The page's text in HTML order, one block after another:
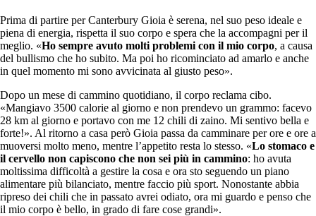
Prima di partire per Canterbury Gioia è serena, nel suo peso ideale e
piena di energia, rispetta il suo corpo e spera che la accompagni per il
meglio. «Ho sempre avuto molti problemi con il mio corpo, a causa
del bullismo che ho subito. Ma poi ho ricominciato ad amarlo e anche
in quel momento mi sono avvicinata al giusto peso».
Dopo un mese di cammino quotidiano, il corpo reclama cibo.
«Mangiavo 3500 calorie al giorno e non prendevo un grammo: facevo
28 km al giorno e portavo con me 12 chili di zaino. Mi sentivo bella e
forte!». Al ritorno a casa però Gioia passa da camminare per ore e ore a
muoversi molto meno, mentre l’appetito resta lo stesso. «Lo stomaco e
il cervello non capiscono che non sei più in cammino: ho avuta
moltissima difficoltà a gestire la cosa e ora sto seguendo un piano
alimentare più bilanciato, mentre faccio più sport. Nonostante abbia
ripreso dei chili che in passato avrei odiato, ora mi guardo e penso che
il mio corpo è bello, in grado di fare cose grandi».